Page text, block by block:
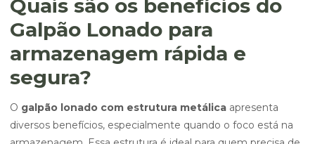
Quais são os benefícios do
Galpão Lonado para
armazenagem rápida e
segura?
O galpão lonado com estrutura metálica apresenta
diversos benefícios, especialmente quando o foco está na